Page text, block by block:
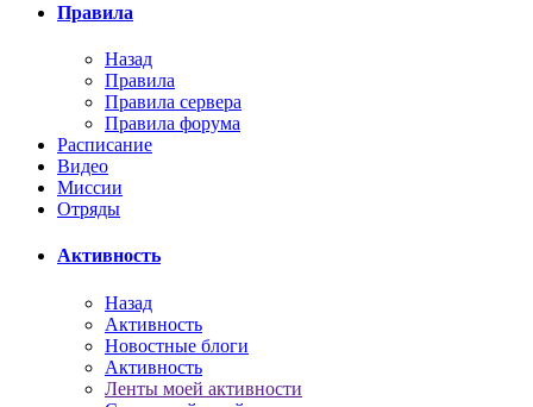
Правила
Назад
Правила
Правила сервера
Правила форума
Расписание
Видео
Миссии
Отряды
Активность
Назад
Активность
Новостные блоги
Активность
Ленты моей активности